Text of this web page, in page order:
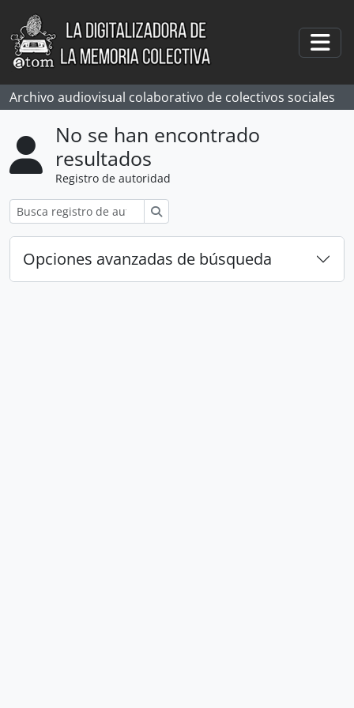
Skip to main content
Archivo audiovisual colaborativo de colectivos sociales
No se han encontrado
resultados
Registro de autoridad
Opciones avanzadas de búsqueda